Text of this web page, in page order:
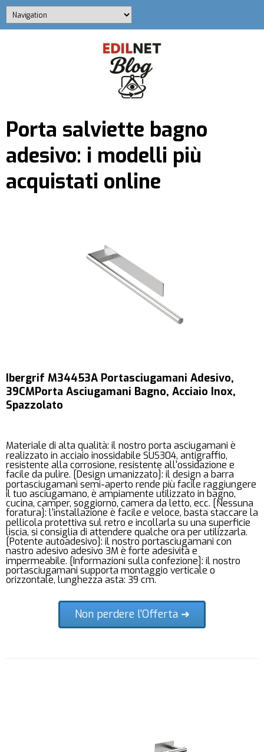
Porta salviette bagno
adesivo: i modelli più
acquistati online
Ibergrif M34453A Portasciugamani Adesivo,
39CMPorta Asciugamani Bagno, Acciaio Inox,
Spazzolato
Materiale di alta qualità: il nostro porta asciugamani è
realizzato in acciaio inossidabile SUS304, antigraffio,
resistente alla corrosione, resistente all'ossidazione e
facile da pulire. [Design umanizzato]: il design a barra
portasciugamani semi-aperto rende più facile raggiungere
il tuo asciugamano, è ampiamente utilizzato in bagno,
cucina, camper, soggiorno, camera da letto, ecc. [Nessuna
foratura]: l'installazione è facile e veloce, basta staccare la
pellicola protettiva sul retro e incollarla su una superficie
liscia, si consiglia di attendere qualche ora per utilizzarla.
[Potente autoadesivo]: il nostro portasciugamani con
nastro adesivo adesivo 3M è forte adesività e
impermeabile. [Informazioni sulla confezione]: il nostro
portasciugamani supporta montaggio verticale o
orizzontale, lunghezza asta: 39 cm.
Non perdere l'Offerta ➜